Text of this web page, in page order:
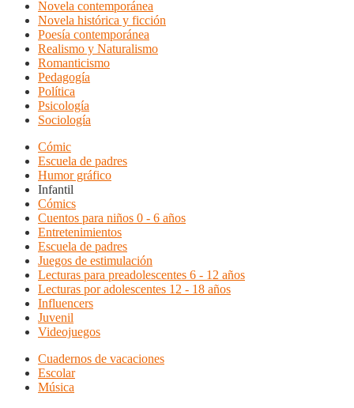
Novela contemporánea
Novela histórica y ficción
Poesía contemporánea
Realismo y Naturalismo
Romanticismo
Pedagogía
Política
Psicología
Sociología
Cómic
Escuela de padres
Humor gráfico
Infantil
Cómics
Cuentos para niños 0 - 6 años
Entretenimientos
Escuela de padres
Juegos de estimulación
Lecturas para preadolescentes 6 - 12 años
Lecturas por adolescentes 12 - 18 años
Influencers
Juvenil
Videojuegos
Cuadernos de vacaciones
Escolar
Música